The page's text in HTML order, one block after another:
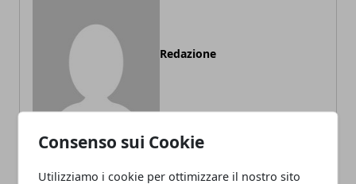
Consenso sui Cookie
Utilizziamo i cookie per ottimizzare il nostro sito
Redazione